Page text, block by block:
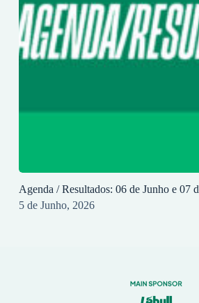
Agenda / Resultados: 06 de Junho e 07
5 de Junho, 2026